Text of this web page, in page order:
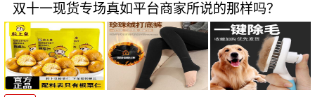
双十一现货专场真如平台商家所说的那样吗？